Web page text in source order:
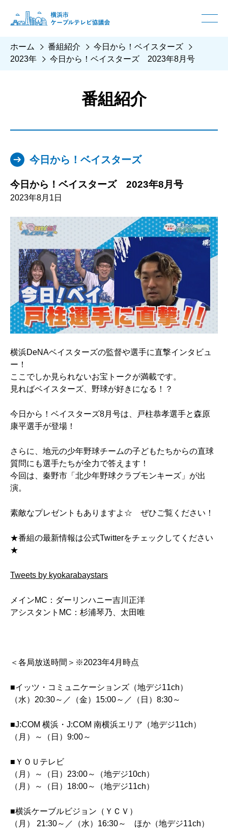
ホーム 番組紹介
今日から！ベイスターズ
2023年
今日から！ベイスターズ 2023年8月号
番組紹介
今日から！ベイスターズ
今日から！ベイスターズ 2023年8月号
2023年8月1日
横浜DeNAベイスターズの監督や選手に直撃インタビュ
ー！
ここでしか見られないお宝トークが満載です。
見ればベイスターズ、野球が好きになる！？
今日から！ベイスターズ8月号は、戸柱恭孝選手と森原
康平選手が登場！
さらに、地元の少年野球チームの子どもたちからの直球
質問にも選手たちが全力で答えます！
今回は、秦野市「北少年野球クラブモンキーズ」が出
演。
素敵なプレゼントもありますよ☆ ぜひご覧ください！
★番組の最新情報は公式Twitterをチェックしてください
★
Tweets by kyokarabaystars
メインMC：ダーリンハニー吉川正洋
アシスタントMC：杉浦琴乃、太田唯
＜各局放送時間＞※2023年4月時点
■イッツ・コミュニケーションズ（地デジ11ch）
（水）20:30～／（金）15:00～／（日）8:30～
■J:COM 横浜・J:COM 南横浜エリア（地デジ11ch）
（月）～（日）9:00～
■ＹＯＵテレビ
（月）～（日）23:00～（地デジ10ch）
（月）～（日）18:00～（地デジ11ch）
■横浜ケーブルビジョン（ＹＣＶ）
（月） 21:30～／（水）16:30～ ほか（地デジ11ch）